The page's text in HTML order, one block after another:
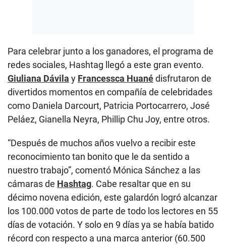
Para celebrar junto a los ganadores, el programa de
redes sociales, Hashtag llegó a este gran evento.
Giuliana Dávila y Francessca Huanédisfrutaron de
divertidos momentos en compañía de celebridades
como Daniela Darcourt, Patricia Portocarrero, José
Peláez, Gianella Neyra, Phillip Chu Joy, entre otros.
“Después de muchos años vuelvo a recibir este
reconocimiento tan bonito que le da sentido a
nuestro trabajo”, comentó Mónica Sánchez a las
cámaras de Hashtag. Cabe resaltar que en su
décimo novena edición, este galardón logró alcanzar
los 100.000 votos de parte de todo los lectores en 55
días de votación. Y solo en 9 días ya se había batido
récord con respecto a una marca anterior (60.500